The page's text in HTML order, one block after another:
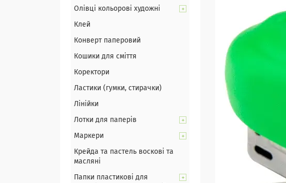
Олівці кольорові художні
Клей
Конверт паперовий
Кошики для сміття
Коректори
Ластики (гумки, стирачки)
Лінійки
Лотки для паперів
Маркери
Крейда та пастель воскові та
масляні
Папки пластикові для